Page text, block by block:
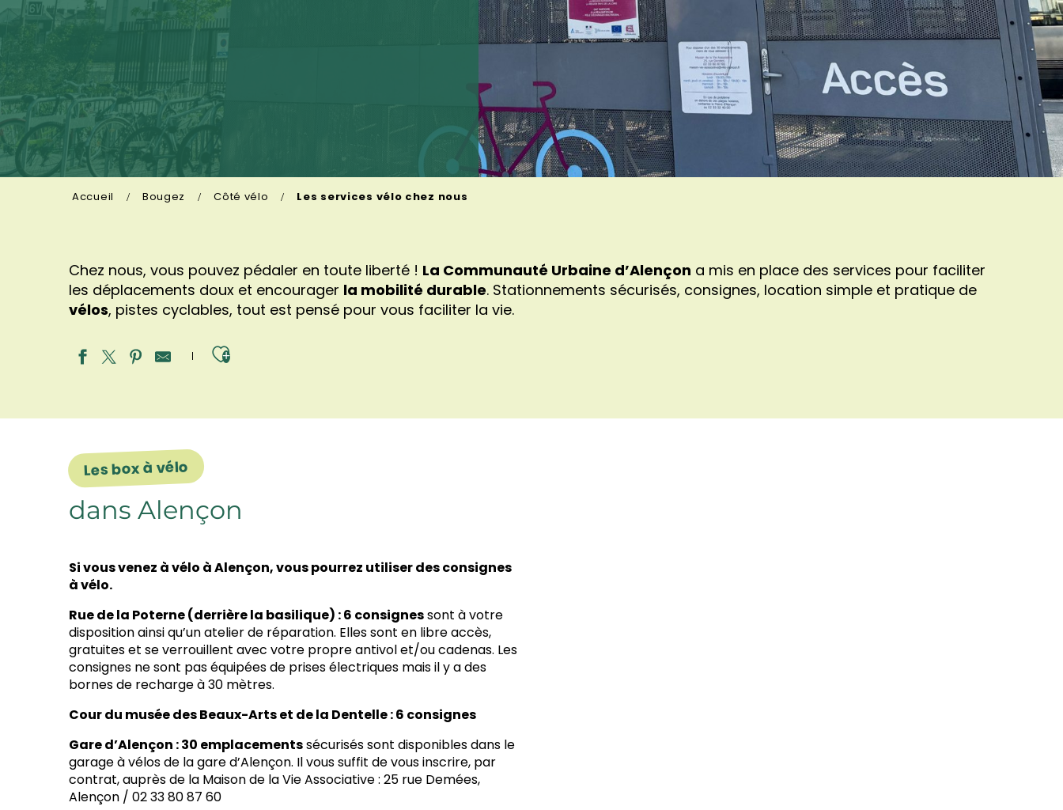
Accueil Bougez Côté vélo Les services vélo chez nous
Chez nous, vous pouvez pédaler en toute liberté ! La Communauté Urbaine d’Alençon a mis en place des services pour faciliter
les déplacements doux et encourager la mobilité durable. Stationnements sécurisés, consignes, location simple et pratique de
vélos, pistes cyclables, tout est pensé pour vous faciliter la vie.
Ajouter aux favoris
Les box à vélo
dans Alençon
Si vous venez à vélo à Alençon, vous pourrez utiliser des consignes
à vélo.
Rue de la Poterne (derrière la basilique) :6 consignessont à votre
disposition ainsi qu’un atelier de réparation. Elles sont en libre accès,
gratuites et se verrouillent avec votre propre antivol et/ou cadenas. Les
consignes ne sont pas équipées de prises électriques mais il y a des
bornes de recharge à 30 mètres.
Cour du musée des Beaux-Arts et de la Dentelle : 6 consignes
Gare d’Alençon :30 emplacementssécurisés sont disponibles dans le
garage à vélos de la gare d’Alençon. Il vous suffit de vous inscrire, par
contrat, auprès de la Maison de la Vie Associative : 25 rue Demées,
Alençon / 02 33 80 87 60